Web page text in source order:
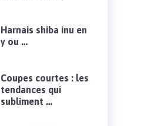
Harnais shiba inu en
y ou …
Coupes courtes : les
tendances qui
subliment …